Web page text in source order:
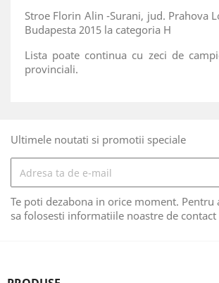
Stroe Florin Alin -Surani, jud. Prahova
Budapesta 2015 la categoria H
Lista poate continua cu zeci de
provinciali.
Ultimele noutati si promotii speciale
Te poti dezabona in orice moment. Pentru
sa folosesti informatiile noastre de